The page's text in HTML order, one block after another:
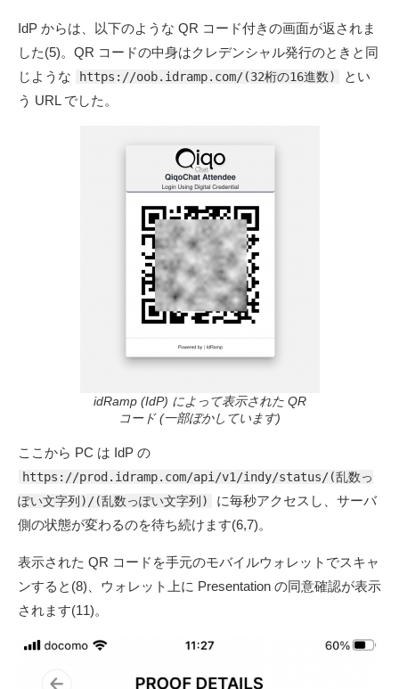
IdP からは、以下のような QR コード付きの画面が返されま
した(5)。QR コードの中身はクレデンシャル発行のときと同
じような
https://oob.idramp.com/(32桁の16進数)
とい
う URL でした。
idRamp (IdP) によって表示された QR
コード (一部ぼかしています)
ここから PC は IdP の
https://prod.idramp.com/api/v1/indy/status/(乱数っ
ぽい文字列)/(乱数っぽい文字列)
に毎秒アクセスし、サーバ
側の状態が変わるのを待ち続けます(6,7)。
表示された QR コードを手元のモバイルウォレットでスキャ
ンすると(8)、ウォレット上に Presentation の同意確認が表示
されます(11)。